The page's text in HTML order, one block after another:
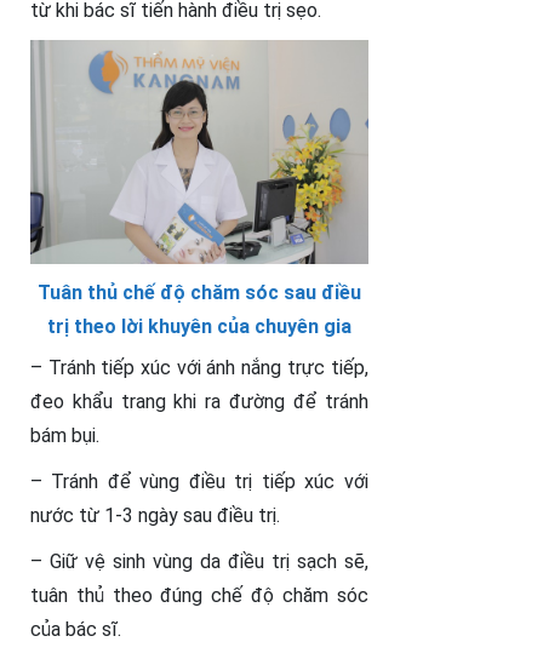
từ khi bác sĩ tiến hành điều trị sẹo.
Tuân thủ chế độ chăm sóc sau điều
trị theo lời khuyên của chuyên gia
– Tránh tiếp xúc với ánh nắng trực tiếp,
đeo khẩu trang khi ra đường để tránh
bám bụi.
– Tránh để vùng điều trị tiếp xúc với
nước từ 1-3 ngày sau điều trị.
– Giữ vệ sinh vùng da điều trị sạch sẽ,
tuân thủ theo đúng chế độ chăm sóc
của bác sĩ.